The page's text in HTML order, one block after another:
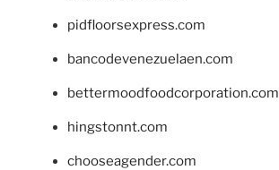
pidfloorsexpress.com
bancodevenezuelaen.com
bettermoodfoodcorporation.com
hingstonnt.com
chooseagender.com